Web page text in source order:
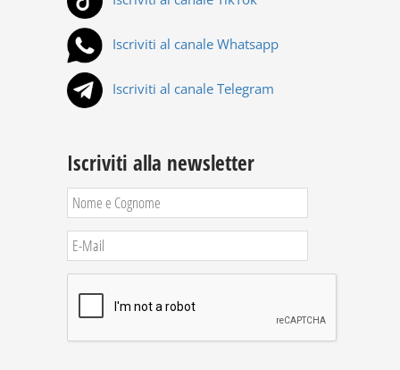
Iscriviti al canale Whatsapp
Iscriviti al canale Telegram
Iscriviti alla newsletter